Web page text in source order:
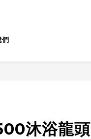
們
沐浴龍頭